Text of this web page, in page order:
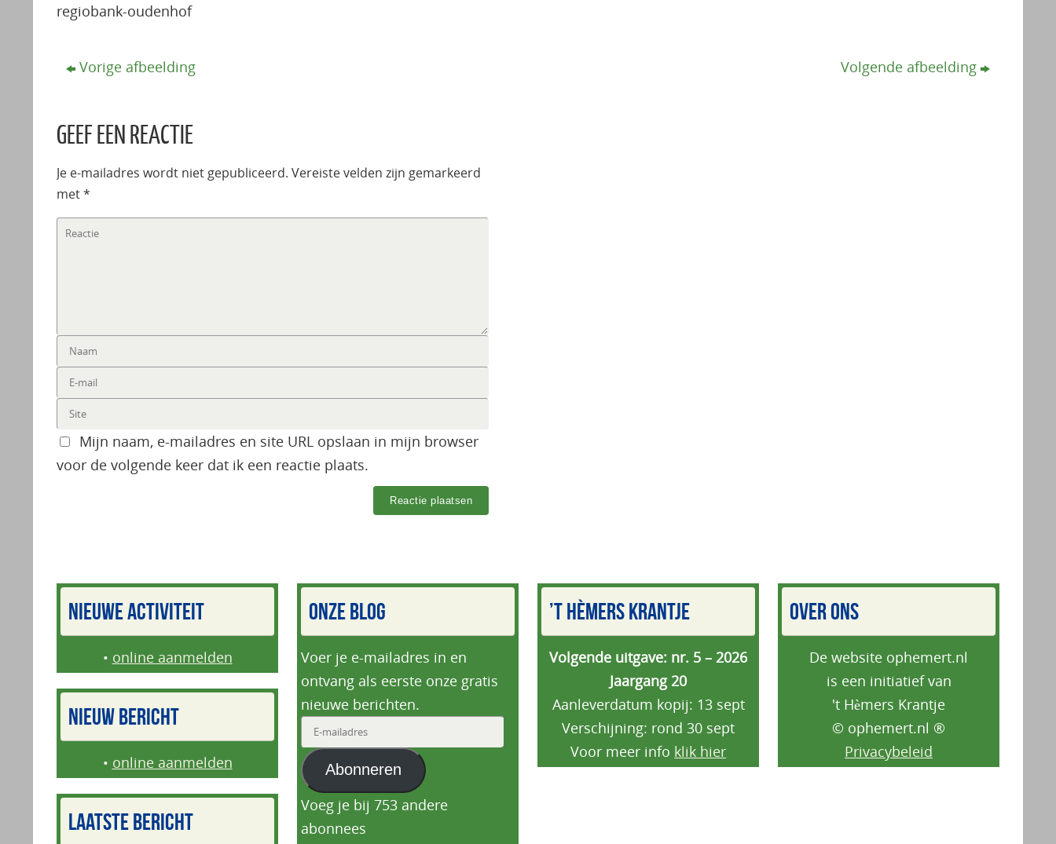
regiobank-oudenhof
Vorige afbeelding Volgende afbeelding
GEEF EEN REACTIE
Je e-mailadres wordt niet gepubliceerd. Vereiste velden zijn gemarkeerd
met*
Mijn naam, e-mailadres en site URL opslaan in mijn browser
voor de volgende keer dat ik een reactie plaats.
NIEUWE ACTIVITEIT
• online aanmelden
NIEUW BERICHT
• online aanmelden
LAATSTE BERICHT
ONZE BLOG
Voer je e-mailadres in en
ontvang als eerste onze gratis
nieuwe berichten.
mailadres
Abonneren
Voeg je bij 753 andere
abonnees
’T HÈMERS KRANTJE
Volgende uitgave: nr. 5 – 2026
Jaargang 20
Aanleverdatum kopij: 13 sept
Verschijning: rond 30 sept
Voor meer info klik hier
OVER ONS
De website ophemert.nl
is een initiatief van
't Hèmers Krantje
© ophemert.nl ®
Privacybeleid